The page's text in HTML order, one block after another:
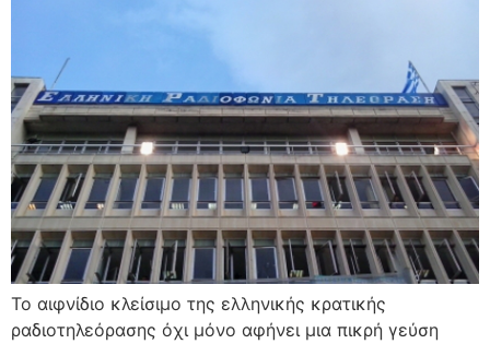
To αιφνίδιο κλείσιμο της ελληνικής κρατικής
ραδιοτηλεόρασης όχι μόνο αφήνει μια πικρή γεύση